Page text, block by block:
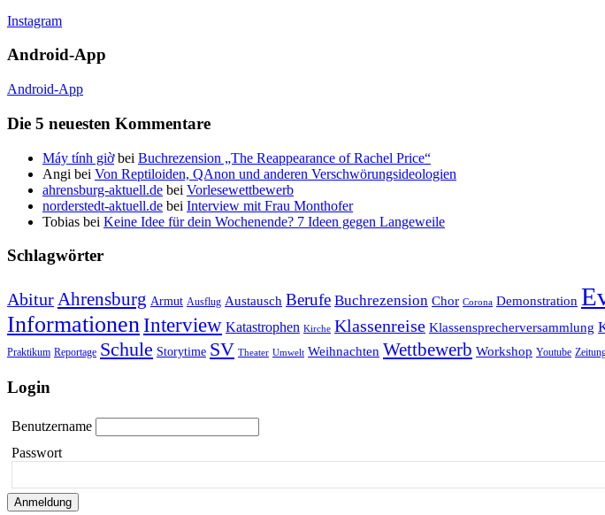
Instagram
Android-App
Android-App
Die 5 neuesten Kommentare
Máy tính giờbei Buchrezension „The Reappearance of Rachel Price“
Angi bei Von Reptiloiden, QAnon und anderen Verschwörungsideologien
ahrensburg-aktuell.de bei Vorlesewettbewerb
norderstedt-aktuell.de bei Interview mit Frau Monthofer
Tobias bei Keine Idee für dein Wochenende? 7 Ideen gegen Langeweile
Schlagwörter
AbiturAhrensburg Armut Ausflug Austausch Berufe Buchrezension Chor Corona Demonstration
InformationenInterview Katastrophen Kirche Klassenreise Klassensprecherversammlung
Praktikum Reportage Schule Storytime SV Theater Umwelt Weihnachten Wettbewerb Workshop Youtube
Login
Benutzername
Passwort